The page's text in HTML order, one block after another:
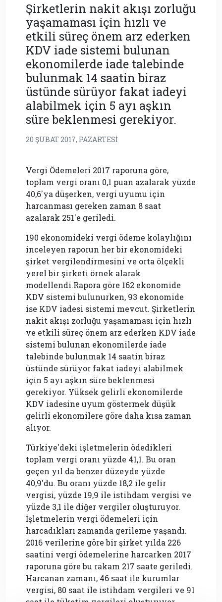
Şirketlerin nakit akışı zorluğu
yaşamaması için hızlı ve
etkili süreç önem arz ederken
KDV iade sistemi bulunan
ekonomilerde iade talebinde
bulunmak 14 saatin biraz
üstünde sürüyor fakat iadeyi
alabilmek için 5 ayı aşkın
süre beklenmesi gerekiyor.
20 ŞUBAT 2017, PAZARTESI
Vergi Ödemeleri 2017 raporuna göre,
toplam vergi oranı 0,1 puan azalarak yüzde
40,6'ya düşerken, vergi uyumu için
harcanması gereken zaman 8 saat
azalarak 251'e geriledi.
190 ekonomideki vergi ödeme kolaylığını
inceleyen raporun her bir ekonomideki
şirket vergilendirmesini ve orta ölçekli
yerel bir şirketi örnek alarak
modellendi.Rapora göre 162 ekonomide
KDV sistemi bulunurken, 93 ekonomide
ise KDV iadesi sistemi mevcut. Şirketlerin
nakit akışı zorluğu yaşamaması için hızlı
ve etkili süreç önem arz ederken KDV iade
sistemi bulunan ekonomilerde iade
talebinde bulunmak 14 saatin biraz
üstünde sürüyor fakat iadeyi alabilmek
için 5 ayı aşkın süre beklenmesi
gerekiyor. Yüksek gelirli ekonomilerde
KDV iadesine uyum göstermek düşük
gelirli ekonomilere göre daha kısa zaman
alıyor.
Türkiye'deki işletmelerin ödedikleri
toplam vergi oranı yüzde 41,1. Bu oran
geçen yıl da benzer düzeyde yüzde
40,9'du. Bu oranı yüzde 18,2 ile gelir
vergisi, yüzde 19,9 ile istihdam vergisi ve
yüzde 3,1 ile diğer vergiler oluşturuyor.
İşletmelerin vergi ödemeleri için
harcadıkları zamanda gerileme yaşandı.
2016 verilerine göre bir şirket yılda 226
saatini vergi ödemelerine harcarken 2017
raporuna göre bu rakam 217 saate geriledi.
Harcanan zamanı, 46 saat ile kurumlar
vergisi, 80 saat ile istihdam vergileri ve 91